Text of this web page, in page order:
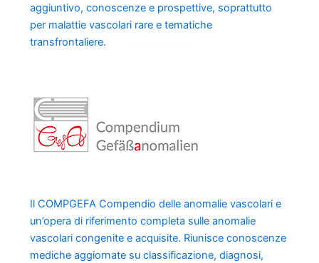
aggiuntivo, conoscenze e prospettive, soprattutto
per malattie vascolari rare e tematiche
transfrontaliere.
Il COMPGEFA Compendio delle anomalie vascolari e
un’opera di riferimento completa sulle anomalie
vascolari congenite e acquisite. Riunisce conoscenze
mediche aggiornate su classificazione, diagnosi,